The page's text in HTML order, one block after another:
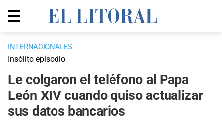
INTERNACIONALES
Insólito episodio
Le colgaron el teléfono al Papa
León XIV cuando quiso actualizar
sus datos bancarios